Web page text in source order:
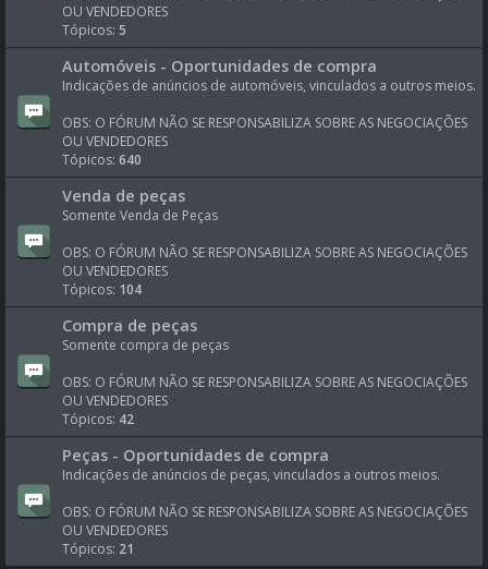
OU VENDEDORES
Tópicos: 5
Automóveis - Oportunidades de compra
Indicações de anúncios de automóveis, vinculados a outros meios.
OBS: O FÓRUM NÃO SE RESPONSABILIZA SOBRE AS NEGOCIAÇÕES
OU VENDEDORES
Tópicos: 640
Venda de peças
Somente Venda de Peças
OBS: O FÓRUM NÃO SE RESPONSABILIZA SOBRE AS NEGOCIAÇÕES
OU VENDEDORES
Tópicos: 104
Compra de peças
Somente compra de peças
OBS: O FÓRUM NÃO SE RESPONSABILIZA SOBRE AS NEGOCIAÇÕES
OU VENDEDORES
Tópicos: 42
Peças - Oportunidades de compra
Indicações de anúncios de peças, vinculados a outros meios.
OBS: O FÓRUM NÃO SE RESPONSABILIZA SOBRE AS NEGOCIAÇÕES
OU VENDEDORES
Tópicos: 21